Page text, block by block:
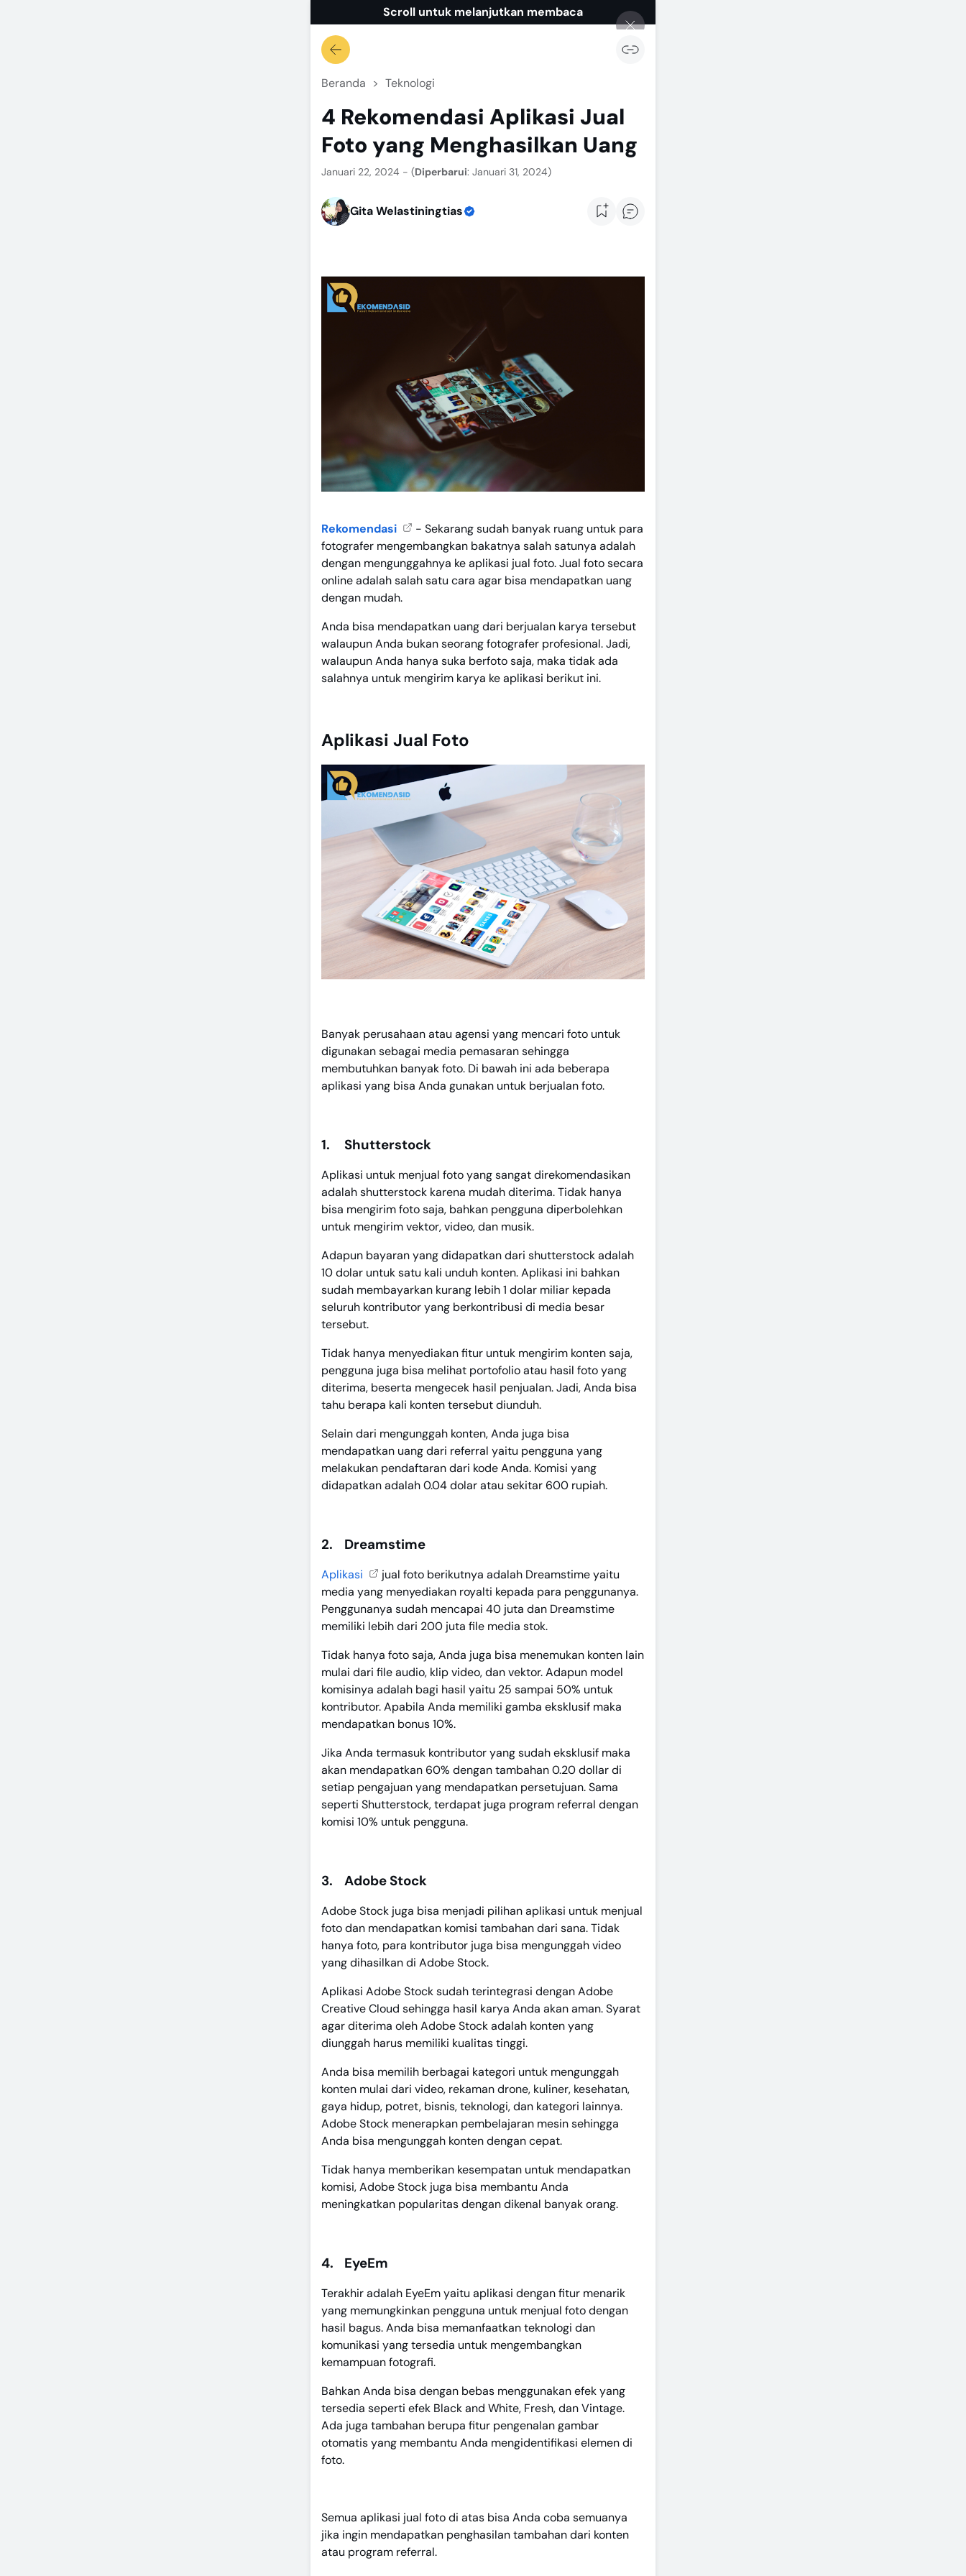
Scroll untuk melanjutkan membaca
Beranda Teknologi
4 Rekomendasi Aplikasi Jual
Foto yang Menghasilkan Uang
Januari 22, 2024 - (Diperbarui: Januari 31, 2024)
Gita Welastiningtias
Rekomendasi
- Sekarang sudah banyak ruang untuk para
fotografer mengembangkan bakatnya salah satunya adalah
dengan mengunggahnya ke aplikasi jual foto. Jual foto secara
online adalah salah satu cara agar bisa mendapatkan uang
dengan mudah.
Anda bisa mendapatkan uang dari berjualan karya tersebut
walaupun Anda bukan seorang fotografer profesional. Jadi,
walaupun Anda hanya suka berfoto saja, maka tidak ada
salahnya untuk mengirim karya ke aplikasi berikut ini.
Aplikasi Jual Foto
Banyak perusahaan atau agensi yang mencari foto untuk
digunakan sebagai media pemasaran sehingga
membutuhkan banyak foto. Di bawah ini ada beberapa
aplikasi yang bisa Anda gunakan untuk berjualan foto.
1. Shutterstock
Aplikasi untuk menjual foto yang sangat direkomendasikan
adalah shutterstock karena mudah diterima. Tidak hanya
bisa mengirim foto saja, bahkan pengguna diperbolehkan
untuk mengirim vektor, video, dan musik.
Adapun bayaran yang didapatkan dari shutterstock adalah
10 dolar untuk satu kali unduh konten. Aplikasi ini bahkan
sudah membayarkan kurang lebih 1 dolar miliar kepada
seluruh kontributor yang berkontribusi di media besar
tersebut.
Tidak hanya menyediakan fitur untuk mengirim konten saja,
pengguna juga bisa melihat portofolio atau hasil foto yang
diterima, beserta mengecek hasil penjualan. Jadi, Anda bisa
tahu berapa kali konten tersebut diunduh.
Selain dari mengunggah konten, Anda juga bisa
mendapatkan uang dari referral yaitu pengguna yang
melakukan pendaftaran dari kode Anda. Komisi yang
didapatkan adalah 0.04 dolar atau sekitar 600 rupiah.
2. Dreamstime
Aplikasi
jual foto berikutnya adalah Dreamstime yaitu
media yang menyediakan royalti kepada para penggunanya.
Penggunanya sudah mencapai 40 juta dan Dreamstime
memiliki lebih dari 200 juta file media stok.
Tidak hanya foto saja, Anda juga bisa menemukan konten lain
mulai dari file audio, klip video, dan vektor. Adapun model
komisinya adalah bagi hasil yaitu 25 sampai 50% untuk
kontributor. Apabila Anda memiliki gamba eksklusif maka
mendapatkan bonus 10%.
Jika Anda termasuk kontributor yang sudah eksklusif maka
akan mendapatkan 60% dengan tambahan 0.20 dollar di
setiap pengajuan yang mendapatkan persetujuan. Sama
seperti Shutterstock, terdapat juga program referral dengan
komisi 10% untuk pengguna.
3. Adobe Stock
Adobe Stock juga bisa menjadi pilihan aplikasi untuk menjual
foto dan mendapatkan komisi tambahan dari sana. Tidak
hanya foto, para kontributor juga bisa mengunggah video
yang dihasilkan di Adobe Stock.
Aplikasi Adobe Stock sudah terintegrasi dengan Adobe
Creative Cloud sehingga hasil karya Anda akan aman. Syarat
agar diterima oleh Adobe Stock adalah konten yang
diunggah harus memiliki kualitas tinggi.
Anda bisa memilih berbagai kategori untuk mengunggah
konten mulai dari video, rekaman drone, kuliner, kesehatan,
gaya hidup, potret, bisnis, teknologi, dan kategori lainnya.
Adobe Stock menerapkan pembelajaran mesin sehingga
Anda bisa mengunggah konten dengan cepat.
Tidak hanya memberikan kesempatan untuk mendapatkan
komisi, Adobe Stock juga bisa membantu Anda
meningkatkan popularitas dengan dikenal banyak orang.
4. EyeEm
Terakhir adalah EyeEm yaitu aplikasi dengan fitur menarik
yang memungkinkan pengguna untuk menjual foto dengan
hasil bagus. Anda bisa memanfaatkan teknologi dan
komunikasi yang tersedia untuk mengembangkan
kemampuan fotografi.
Bahkan Anda bisa dengan bebas menggunakan efek yang
tersedia seperti efek Black and White, Fresh, dan Vintage.
Ada juga tambahan berupa fitur pengenalan gambar
otomatis yang membantu Anda mengidentifikasi elemen di
foto.
Semua aplikasi jual foto di atas bisa Anda coba semuanya
jika ingin mendapatkan penghasilan tambahan dari konten
atau program referral.